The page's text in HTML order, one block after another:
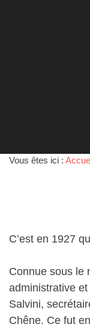
Vous êtes ici :
C’est en 1927
Connue sous le
administrative
Salvini,
Chêne. Ce fut